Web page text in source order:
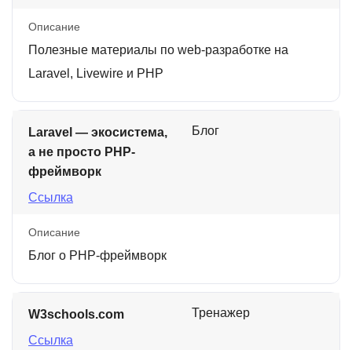
Описание
Полезные материалы по web-разработке на
Laravel, Livewire и PHP
Laravel — экосистема,
а не просто PHP-
фреймворк
Ссылка
Блог
Описание
Блог о PHP-фреймворк
W3schools.com
Ссылка
Тренажер